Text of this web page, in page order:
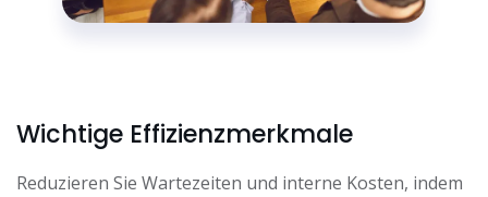
Wichtige Effizienzmerkmale
Reduzieren Sie Wartezeiten und interne Kosten, indem